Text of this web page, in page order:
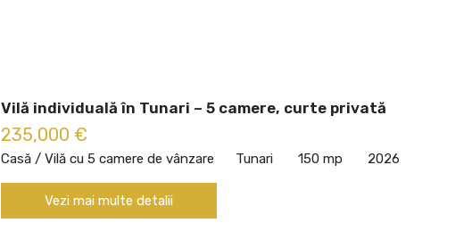
Vilă individuală în Tunari – 5 camere, curte privată
235,000 €
Casă / Vilă cu 5 camere de vânzare Tunari 150 mp 2026
Vezi mai multe detalii